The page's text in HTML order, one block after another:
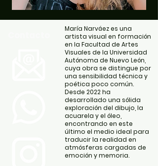
María Narváez es una
artista visual en formación
en la Facultad de Artes
Visuales de la Universidad
Autónoma de Nuevo León,
cuya obra se distingue por
una sensibilidad técnica y
poética poco común.
Desde 2022 ha
desarrollado una sólida
exploración del dibujo, la
acuarela y el óleo,
encontrando en este
último el medio ideal para
traducir la realidad en
atmósferas cargadas de
emoción y memoria.